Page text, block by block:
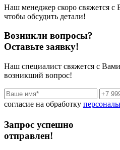
Наш менеджер скоро свяжется с
чтобы обсудить детали!
Возникли вопросы?
Оставьте заявку!
Наш специалист свяжется с
возникший вопрос!
согласие на обработку
Запрос успешно
отправлен!